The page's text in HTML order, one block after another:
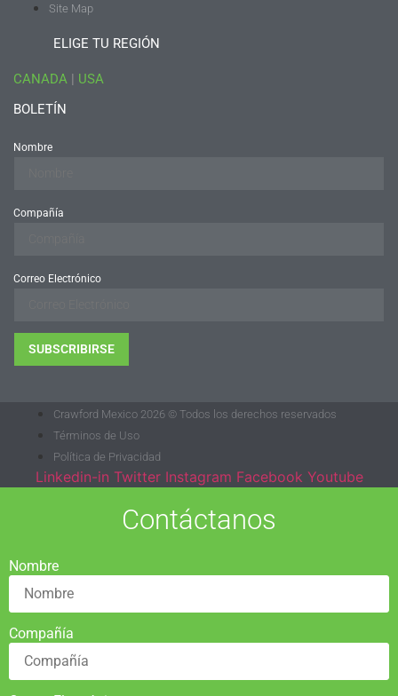
Site Map
ELIGE TU REGIÓN
CANADA | USA
BOLETÍN
Nombre
Compañía
Correo Electrónico
SUBSCRIBIRSE
Crawford Mexico 2026 © Todos los derechos reservados
Términos de Uso
Política de Privacidad
Linkedin-in Twitter Instagram Facebook Youtube
Contáctanos
Nombre
Compañía